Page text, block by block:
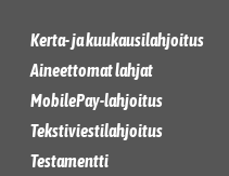
Kerta- ja kuukausilahjoitus
Aineettomat lahjat
MobilePay-lahjoitus
Tekstiviestilahjoitus
Testamentti